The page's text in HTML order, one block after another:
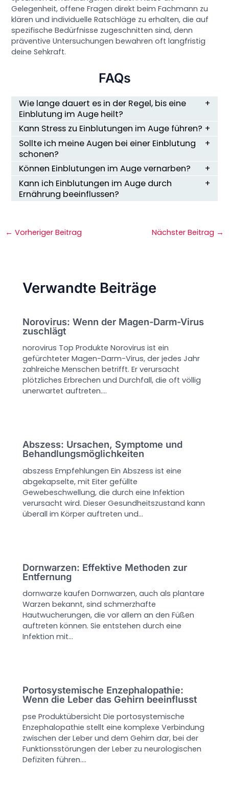
Gelegenheit, offene Fragen direkt beim Fachmann zu
klären und individuelle Ratschläge zu erhalten, die auf
spezifische Bedürfnisse zugeschnitten sind, denn
präventive Untersuchungen bewahren oft langfristig
deine Sehkraft.
FAQs
Wie lange dauert es in der Regel, bis eine
Einblutung im Auge heilt?
Kann Stress zu Einblutungen im Auge führen?
Sollte ich meine Augen bei einer Einblutung
schonen?
Können Einblutungen im Auge vernarben?
Kann ich Einblutungen im Auge durch
Ernährung beeinflussen?
← Vorheriger Beitrag Nächster Beitrag →
Verwandte Beiträge
Norovirus: Wenn der Magen-Darm-Virus
zuschlägt
norovirus Top Produkte Norovirus ist ein
gefürchteter Magen-Darm-Virus, der jedes Jahr
zahlreiche Menschen betrifft. Er verursacht
plötzliches Erbrechen und Durchfall, die oft völlig
unerwartet auftreten.…
Abszess: Ursachen, Symptome und
Behandlungsmöglichkeiten
abszess Empfehlungen Ein Abszess ist eine
abgekapselte, mit Eiter gefüllte
Gewebeschwellung, die durch eine Infektion
verursacht wird. Dieser Gesundheitszustand kann
überall im Körper auftreten und…
Dornwarzen: Effektive Methoden zur
Entfernung
dornwarze kaufen Dornwarzen, auch als plantare
Warzen bekannt, sind schmerzhafte
Hautwucherungen, die vor allem an den Füßen
auftreten können. Sie entstehen durch eine
Infektion mit…
Portosystemische Enzephalopathie:
Wenn die Leber das Gehirn beeinflusst
pse Produktübersicht Die portosystemische
Enzephalopathie stellt eine komplexe Verbindung
zwischen der Leber und dem Gehirn dar, bei der
Funktionsstörungen der Leber zu neurologischen
Defiziten führen.…